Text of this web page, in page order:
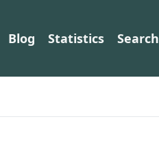
Blog Statistics Search